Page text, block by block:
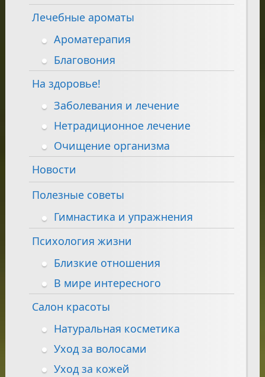
Лечебные ароматы
Ароматерапия
Благовония
На здоровье!
Заболевания и лечение
Нетрадиционное лечение
Очищение организма
Новости
Полезные советы
Гимнастика и упражнения
Психология жизни
Близкие отношения
В мире интересного
Салон красоты
Натуральная косметика
Уход за волосами
Уход за кожей